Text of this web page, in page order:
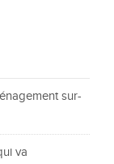
sur-
va